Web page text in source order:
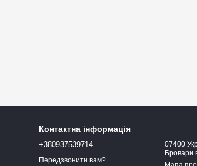
Контактна інформація
+380937539714
Передзвонити вам?
07400
Бровари